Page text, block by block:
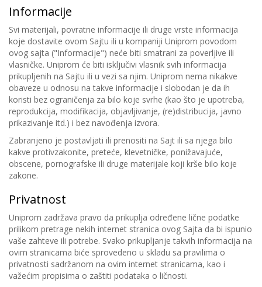
Informacije
Svi materijali, povratne informacije ili druge vrste informacija
koje dostavite ovom Sajtu ili u kompaniji Uniprom povodom
ovog sajta ("Informacije") neće biti smatrani za poverljive ili
vlasničke. Uniprom će biti isključivi vlasnik svih informacija
prikupljenih na Sajtu ili u vezi sa njim. Uniprom nema nikakve
obaveze u odnosu na takve informacije i slobodan je da ih
koristi bez ograničenja za bilo koje svrhe (kao što je upotreba,
reprodukcija, modifikacija, objavljivanje, (re)distribucija, javno
prikazivanje itd.) i bez navođenja izvora.
Zabranjeno je postavljati ili prenositi na Sajt ili sa njega bilo
kakve protivzakonite, preteće, klevetničke, ponižavajuće,
obscene, pornografske ili druge materijale koji krše bilo koje
zakone.
Privatnost
Uniprom zadržava pravo da prikuplja određene lične podatke
prilikom pretrage nekih internet stranica ovog Sajta da bi ispunio
vaše zahteve ili potrebe. Svako prikupljanje takvih informacija na
ovim stranicama biće sprovedeno u skladu sa pravilima o
privatnosti sadržanom na ovim internet stranicama, kao i
važećim propisima o zaštiti podataka o ličnosti.